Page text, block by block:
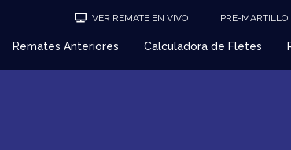
VER REMATE EN VIVO PRE-MARTILLO
Remates Anteriores Calculadora de Fletes